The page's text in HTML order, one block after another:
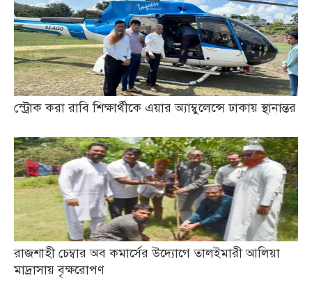
স্ট্রোক করা রাবি শিক্ষার্থীকে এয়ার অ্যাম্বুলেন্সে ঢাকায় স্থানান্তর
রাজশাহী চেম্বার অব কমার্সের উদ্যোগে তালইমারী আলিয়া
মাদ্রাসায় বৃক্ষরোপণ